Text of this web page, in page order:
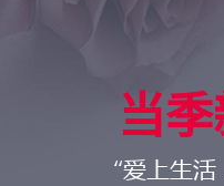
当
“爱上生